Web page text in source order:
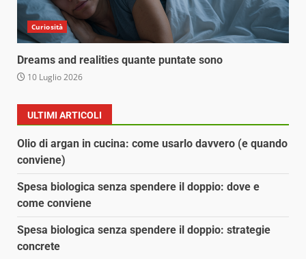
Curiosità
Dreams and realities quante puntate sono
10 Luglio 2026
ULTIMI ARTICOLI
Olio di argan in cucina: come usarlo davvero (e quando
conviene)
Spesa biologica senza spendere il doppio: dove e
come conviene
Spesa biologica senza spendere il doppio: strategie
concrete